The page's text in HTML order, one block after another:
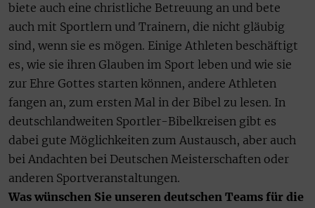
biete auch eine christliche Betreuung an und bete
auch mit Sportlern und Trainern, die nicht gläubig
sind, wenn sie es mögen. Einige Athleten beschäftigt
es, wie sie ihren Glauben im Sport leben und wie sie
zur Ehre Gottes starten können, andere Athleten
fangen an, zum ersten Mal in der Bibel zu lesen. In
deutschlandweiten Sportler-Bibelkreisen gibt es
dabei gute Möglichkeiten zum Austausch, aber auch
bei Andachten bei Deutschen Meisterschaften oder
anderen Sportveranstaltungen.
Was wünschen Sie unseren deutschen Teams für die